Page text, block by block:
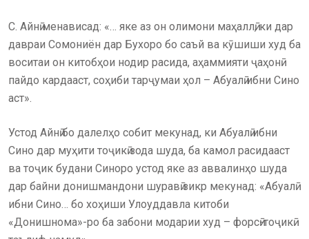
С. Айнӣ менависад: «… яке аз он олимони маҳаллӣ, ки дар
давраи Сомониён дар Бухоро бо саъй ва кӯшиши худ ба
воситаи он китобҳои нодир расида, аҳаммияти ҷаҳонӣ
пайдо кардааст, соҳиби тарҷумаи ҳол – Абуалӣ ибни Сино
аст».
Устод Айнӣ бо далелҳо собит мекунад, ки Абуалӣ ибни
Сино дар муҳити тоҷикӣ зода шуда, ба камол расидааст
ва тоҷик будани Синоро устод яке аз аввалинҳо шуда
дар байни донишмандони шуравӣ зикр мекунад: «Абуалӣ
ибни Сино… бо хоҳиши Улоуддавла китоби
«Донишнома»-ро ба забони модарии худ – форсӣ-тоҷикӣ